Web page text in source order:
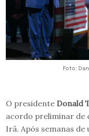
Foto:
O presidente Donald
acordo preliminar de
Irã. Após semanas